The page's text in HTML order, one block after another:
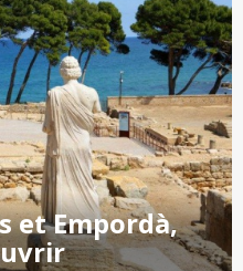
et Empordà,